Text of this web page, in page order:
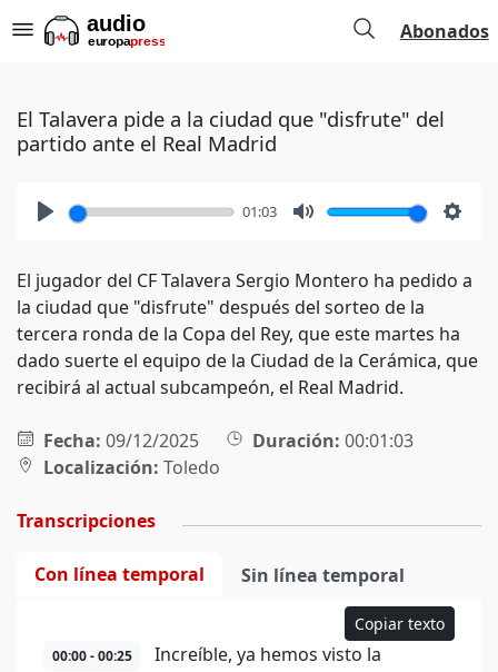
Abonados
El Talavera pide a la ciudad que "disfrute" del
partido ante el Real Madrid
01:03
El jugador del CF Talavera Sergio Montero ha pedido a
la ciudad que "disfrute" después del sorteo de la
tercera ronda de la Copa del Rey, que este martes ha
dado suerte el equipo de la Ciudad de la Cerámica, que
recibirá al actual subcampeón, el Real Madrid.
Fecha: 09/12/2025 Duración: 00:01:03
Localización: Toledo
Transcripciones
Con línea temporal Sin línea temporal
Copiar texto
00:00 - 00:25
Increíble, ya hemos visto la